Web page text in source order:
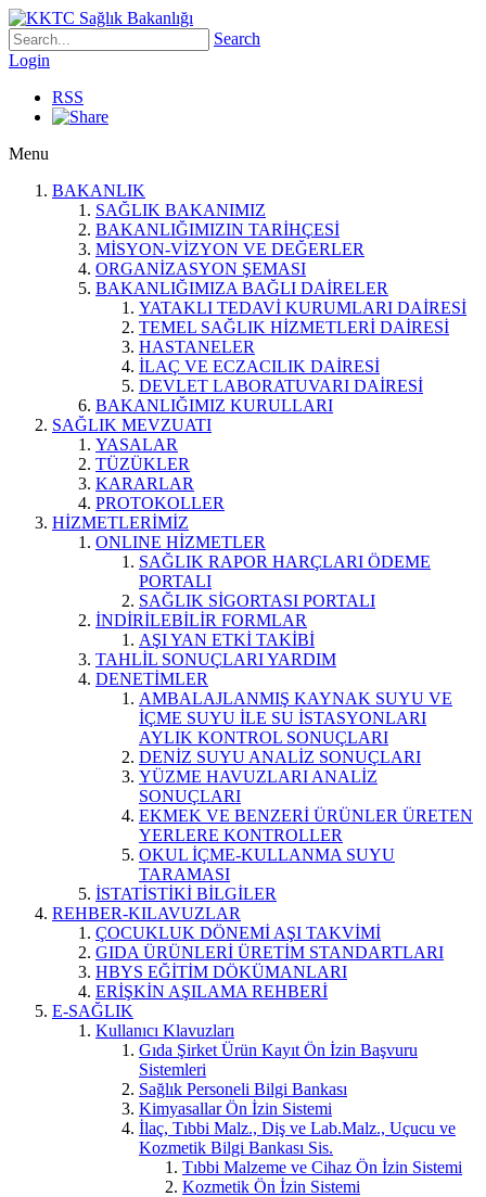
Search
Login
RSS
Menu
BAKANLIK
SAĞLIK BAKANIMIZ
BAKANLIĞIMIZIN TARİHÇESİ
MİSYON-VİZYON VE DEĞERLER
ORGANİZASYON ŞEMASI
BAKANLIĞIMIZA BAĞLI DAİRELER
YATAKLI TEDAVİ KURUMLARI DAİRESİ
TEMEL SAĞLIK HİZMETLERİ DAİRESİ
HASTANELER
İLAÇ VE ECZACILIK DAİRESİ
DEVLET LABORATUVARI DAİRESİ
BAKANLIĞIMIZ KURULLARI
SAĞLIK MEVZUATI
YASALAR
TÜZÜKLER
KARARLAR
PROTOKOLLER
HİZMETLERİMİZ
ONLINE HİZMETLER
SAĞLIK RAPOR HARÇLARI ÖDEME
PORTALI
SAĞLIK SİGORTASI PORTALI
İNDİRİLEBİLİR FORMLAR
AŞI YAN ETKİ TAKİBİ
TAHLİL SONUÇLARI YARDIM
DENETİMLER
AMBALAJLANMIŞ KAYNAK SUYU VE
İÇME SUYU İLE SU İSTASYONLARI
AYLIK KONTROL SONUÇLARI
DENİZ SUYU ANALİZ SONUÇLARI
YÜZME HAVUZLARI ANALİZ
SONUÇLARI
EKMEK VE BENZERİ ÜRÜNLER ÜRETEN
YERLERE KONTROLLER
OKUL İÇME-KULLANMA SUYU
TARAMASI
İSTATİSTİKİ BİLGİLER
REHBER-KILAVUZLAR
ÇOCUKLUK DÖNEMİ AŞI TAKVİMİ
GIDA ÜRÜNLERİ ÜRETİM STANDARTLARI
HBYS EĞİTİM DÖKÜMANLARI
ERİŞKİN AŞILAMA REHBERİ
E-SAĞLIK
Kullanıcı Klavuzları
Gıda Şirket Ürün Kayıt Ön İzin Başvuru
Sistemleri
Sağlık Personeli Bilgi Bankası
Kimyasallar Ön İzin Sistemi
İlaç, Tıbbi Malz., Diş ve Lab.Malz., Uçucu ve
Kozmetik Bilgi Bankası Sis.
Tıbbi Malzeme ve Cihaz Ön İzin Sistemi
Kozmetik Ön İzin Sistemi